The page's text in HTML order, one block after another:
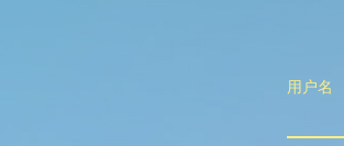
用户名